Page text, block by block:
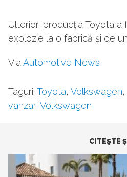
Ulterior, producţia Toyota
explozie la o fabrică şi de
ViaAutomotive News
Taguri: Toyota, Volkswagen,
vanzari Volkswagen
CITEŞTE